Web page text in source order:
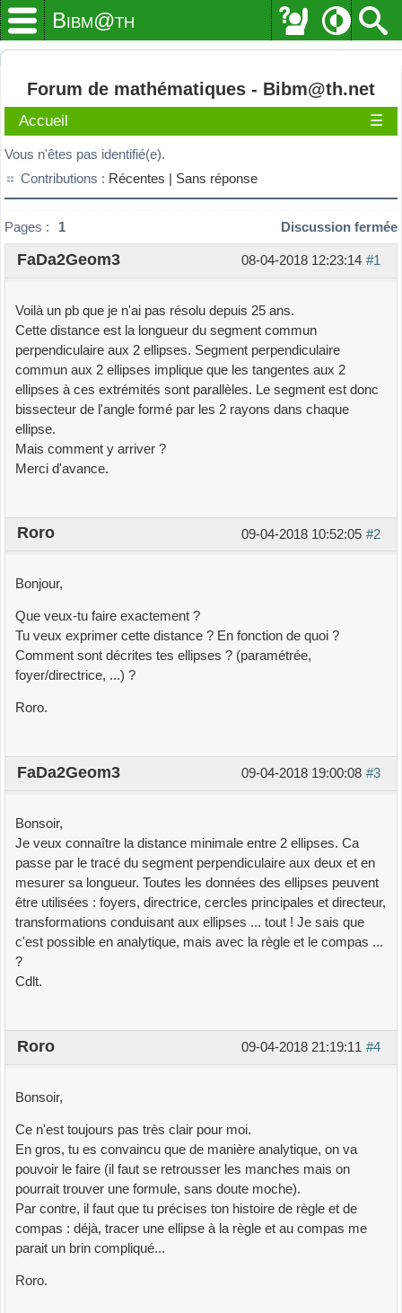
Bibm@th
Forum de mathématiques - Bibm@th.net
Accueil ☰
Vous n'êtes pas identifié(e).
Contributions : Récentes | Sans réponse
Pages : 1 Discussion fermée
#1
08-04-2018 12:23:14
FaDa2Geom3
Voilà un pb que je n'ai pas résolu depuis 25 ans.
Cette distance est la longueur du segment commun
perpendiculaire aux 2 ellipses. Segment perpendiculaire
commun aux 2 ellipses implique que les tangentes aux 2
ellipses à ces extrémités sont parallèles. Le segment est donc
bissecteur de l'angle formé par les 2 rayons dans chaque
ellipse.
Mais comment y arriver ?
Merci d'avance.
#2
09-04-2018 10:52:05
Roro
Bonjour,
Que veux-tu faire exactement ?
Tu veux exprimer cette distance ? En fonction de quoi ?
Comment sont décrites tes ellipses ? (paramétrée,
foyer/directrice, ...) ?
Roro.
#3
09-04-2018 19:00:08
FaDa2Geom3
Bonsoir,
Je veux connaître la distance minimale entre 2 ellipses. Ca
passe par le tracé du segment perpendiculaire aux deux et en
mesurer sa longueur. Toutes les données des ellipses peuvent
être utilisées : foyers, directrice, cercles principales et directeur,
transformations conduisant aux ellipses ... tout ! Je sais que
c'est possible en analytique, mais avec la règle et le compas ...
?
Cdlt.
#4
09-04-2018 21:19:11
Roro
Bonsoir,
Ce n'est toujours pas très clair pour moi.
En gros, tu es convaincu que de manière analytique, on va
pouvoir le faire (il faut se retrousser les manches mais on
pourrait trouver une formule, sans doute moche).
Par contre, il faut que tu précises ton histoire de règle et de
compas : déjà, tracer une ellipse à la règle et au compas me
parait un brin compliqué...
Roro.